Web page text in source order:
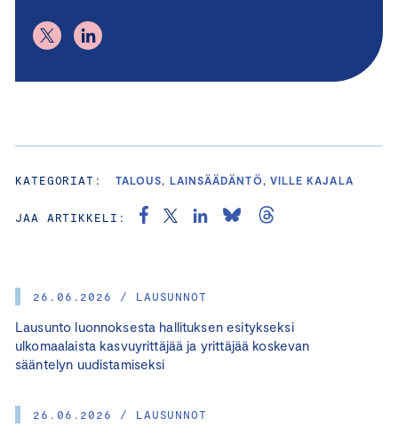
26.06.2026 / LAUSUNNOT
Lausunto luonnoksesta hallituksen esitykseksi
ulkomaalaista kasvuyrittäjää ja yrittäjää koskevan
sääntelyn uudistamiseksi
26.06.2026 / LAUSUNNOT
KATEGORIAT: TALOUS, LAINSÄÄDÄNTÖ, VILLE KAJALA
JAA ARTIKKELI: